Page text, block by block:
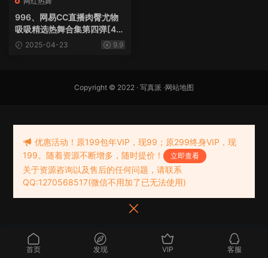
996、网易CC直播肉臀尤物
吸吸精选热舞合集第四弹[40
V5.95G]
2025-04-23 9.9
Copyright © 2022 · 写真派 ·网站地图
首页 发现 VIP 客服
优惠活动！原199包年VIP，现99；原299终身VIP，现
199。随着资源不断增多，随时提价！
立即查看
关于资源咨询以及售后的任何问题，请联系
QQ:1270568517(微信不用加了已无法使用)